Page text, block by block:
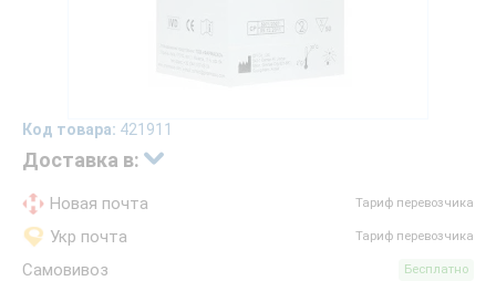
Код товара: 421911
Доставка в:
Новая почта Тариф перевозчика
Укр почта Тариф перевозчика
Самовивоз Бесплатно